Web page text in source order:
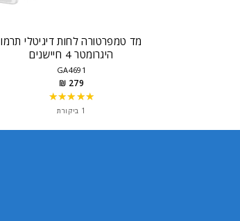
מד טמפרטורה לחות דיגיטלי תרמו
היגרומטר 4 חיישנים
GA4691
279 ₪
★★★★★
out
1 ביקורת